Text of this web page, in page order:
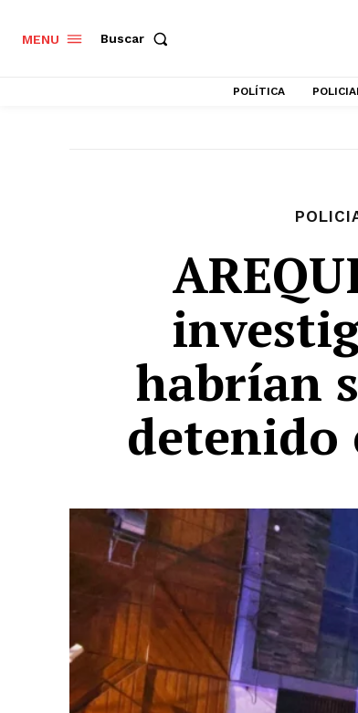
MENU Buscar
POLÍTICA
habrían
detenido